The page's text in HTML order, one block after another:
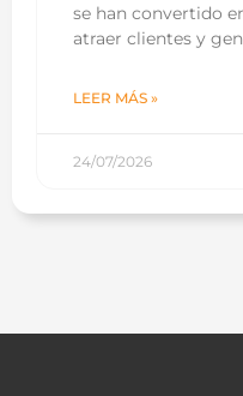
se han convertido
atraer clientes y
LEER MÁS »
24/07/2026